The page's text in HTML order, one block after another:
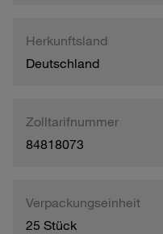
Herkunftsland
Deutschland
Zolltarifnummer
84818073
Verpackungseinheit
25 Stück